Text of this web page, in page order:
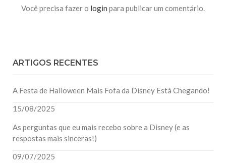
Você precisa fazer o login para publicar um comentário.
ARTIGOS RECENTES
A Festa de Halloween Mais Fofa da Disney Está Chegando!
15/08/2025
As perguntas que eu mais recebo sobre a Disney (e as
respostas mais sinceras!)
09/07/2025